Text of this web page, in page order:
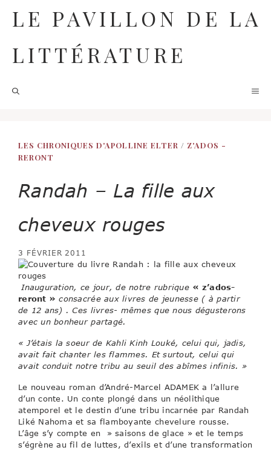
contenu
LE PAVILLON DE LA
LITTÉRATURE
LES CHRONIQUES D'APOLLINE ELTER / Z'ADOS -
RERONT
Randah – La fille aux
cheveux rouges
3 FÉVRIER 2011
Inauguration, ce jour, de notre rubrique « z’ados-
reront » consacrée aux livres de jeunesse ( à partir
de 12 ans) . Ces livres- mêmes que nous dégusterons
avec un bonheur partagé.
« J’étais la soeur de Kahli Kinh Louké, celui qui, jadis,
avait fait chanter les flammes. Et surtout, celui qui
avait conduit notre tribu au seuil des abîmes infinis. »
Le nouveau roman d’André-Marcel ADAMEK a l’allure
d’un conte. Un conte plongé dans un néolithique
atemporel et le destin d’une tribu incarnée par Randah
Liké Nahoma et sa flamboyante chevelure rousse.
L’âge s’y compte en » saisons de glace » et le temps
s’égrène au fil de luttes, d’exils et d’une transformation